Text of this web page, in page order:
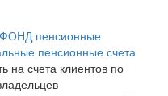
пенсионные
пенсионные счета
на счета клиентов по